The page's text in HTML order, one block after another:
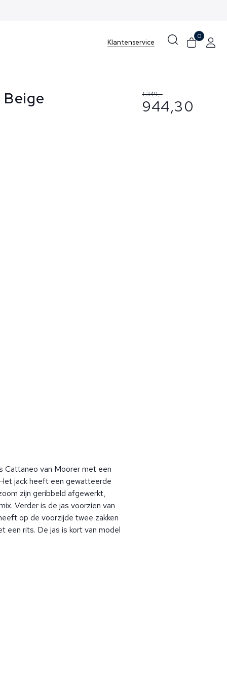
Klantenservice
0
Cattaneo van Moorer met een
jack heeft een gewatteerde
zijn geribbeld afgewerkt,
Verder is de jas voorzien van
op de voorzijde twee zakken
een rits. De jas is kort van model
1.349,-
944,30